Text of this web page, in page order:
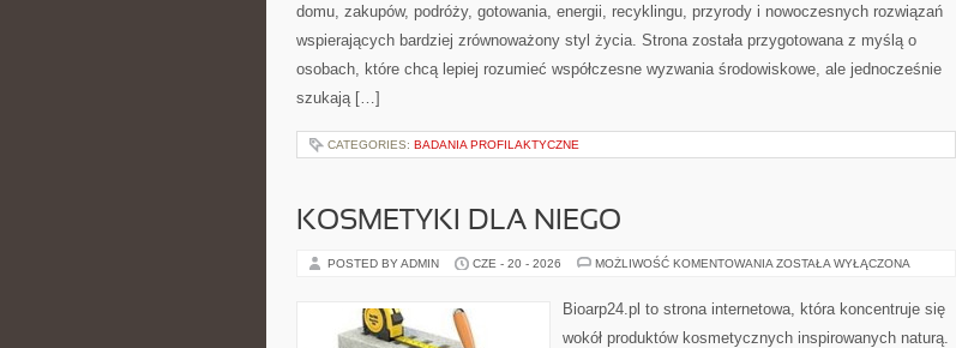
domu, zakupów, podróży, gotowania, energii, recyklingu, przyrody i nowoczesnych rozwiązań
wspierających bardziej zrównoważony styl życia. Strona została przygotowana z myślą o
osobach, które chcą lepiej rozumieć współczesne wyzwania środowiskowe, ale jednocześnie
szukają […]
CATEGORIES: BADANIA PROFILAKTYCZNE
KOSMETYKI DLA NIEGO
POSTED BY ADMIN CZE - 20 - 2026 MOŻLIWOŚĆ KOMENTOWANIA KOSMETYKI
ZOSTAŁA WYŁĄCZONA
Bioarp24.pl to strona internetowa, która koncentruje się
wokół produktów kosmetycznych inspirowanych naturą.